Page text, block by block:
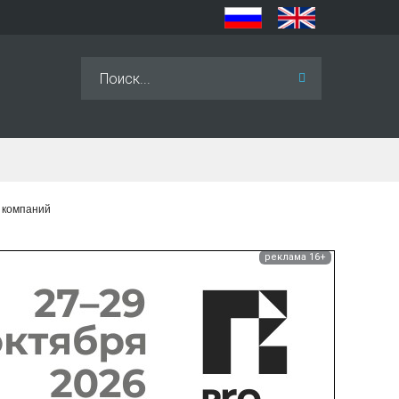
реклама 16+